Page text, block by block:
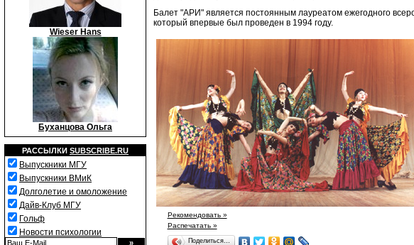
Wieser Hans
Буханцова Ольга
РАССЫЛКИ SUBSCRIBE.RU
Выпускники МГУ
Выпускники ВМиК
Долголетие и омоложение
Дайв-Клуб МГУ
Гольф
Новости психологии
Балет "АРИ" является постоянным лауреатом ежегодного
который впервые был проведен в 1994 году.
Рекомендовать »
Распечатать »
Поделиться…